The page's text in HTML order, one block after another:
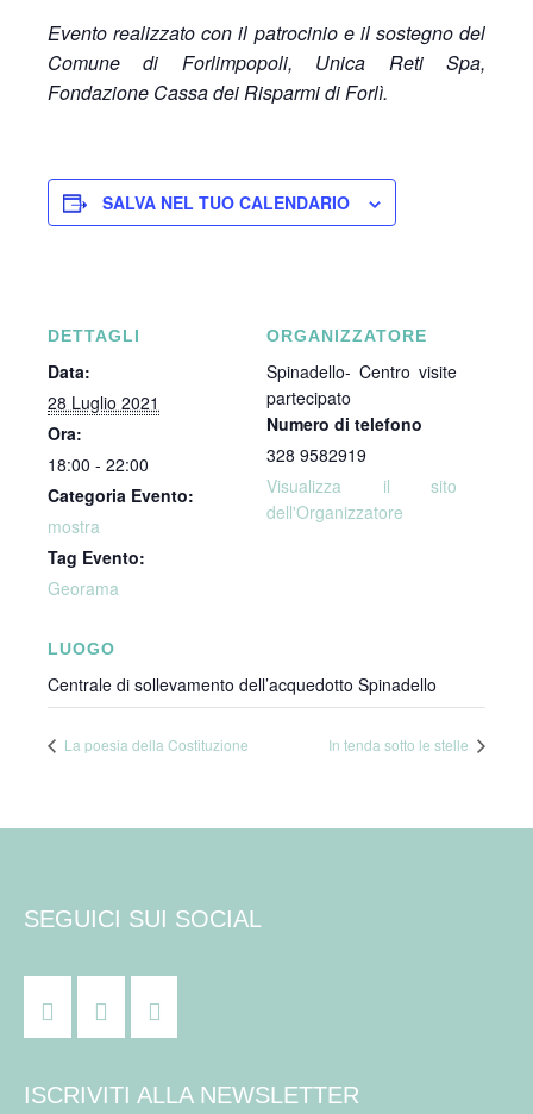
Evento realizzato con il patrocinio e il sostegno del
Comune di Forlimpopoli, Unica Reti Spa,
Fondazione Cassa dei Risparmi di Forlì.
SALVA NEL TUO CALENDARIO
DETTAGLI
Data:
28 Luglio 2021
Ora:
18:00 - 22:00
Categoria Evento:
mostra
Tag Evento:
Georama
LUOGO
Centrale di sollevamento dell’acquedotto Spinadello
ORGANIZZATORE
Spinadello- Centro visite
partecipato
Numero di telefono
328 9582919
Visualizza il sito
dell'Organizzatore
La poesia della Costituzione In tenda sotto le stelle
SEGUICI SUI SOCIAL
ISCRIVITI ALLA NEWSLETTER